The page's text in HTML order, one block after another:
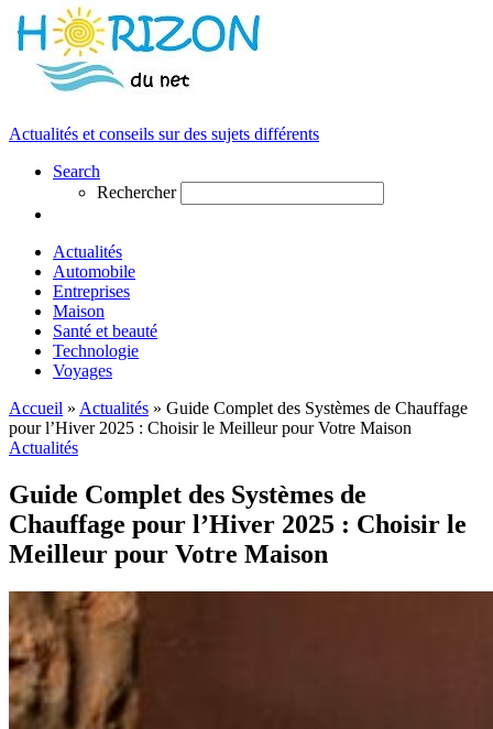
Actualités et conseils sur des sujets différents
Search
Rechercher
Actualités
Automobile
Entreprises
Maison
Santé et beauté
Technologie
Voyages
Accueil » Actualités » Guide Complet des Systèmes de Chauffage
pour l’Hiver 2025 : Choisir le Meilleur pour Votre Maison
Actualités
Guide Complet des Systèmes de
Chauffage pour l’Hiver 2025 : Choisir le
Meilleur pour Votre Maison